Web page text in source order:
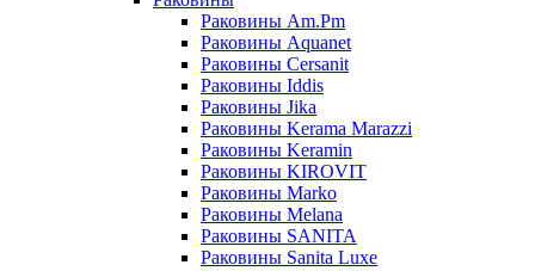
Раковины Am.Pm
Раковины Aquanet
Раковины Cersanit
Раковины Iddis
Раковины Jika
Раковины Kerama Marazzi
Раковины Keramin
Раковины KIROVIT
Раковины Marko
Раковины Melana
Раковины SANITA
Раковины Sanita Luxe